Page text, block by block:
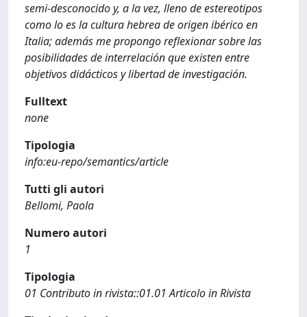
semi-desconocido y, a la vez, lleno de estereotipos
como lo es la cultura hebrea de origen ibérico en
Italia; además me propongo reflexionar sobre las
posibilidades de interrelación que existen entre
objetivos didácticos y libertad de investigación.
Fulltext
none
Tipologia
info:eu-repo/semantics/article
Tutti gli autori
Bellomi, Paola
Numero autori
1
Tipologia
01 Contributo in rivista::01.01 Articolo in Rivista